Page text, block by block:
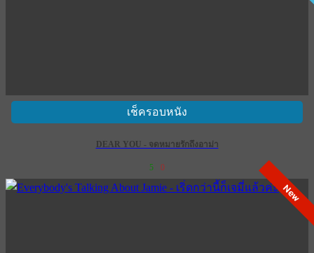
เช็ครอบหนัง
DEAR YOU - จดหมายรักถึงอาม่า
5 0
New